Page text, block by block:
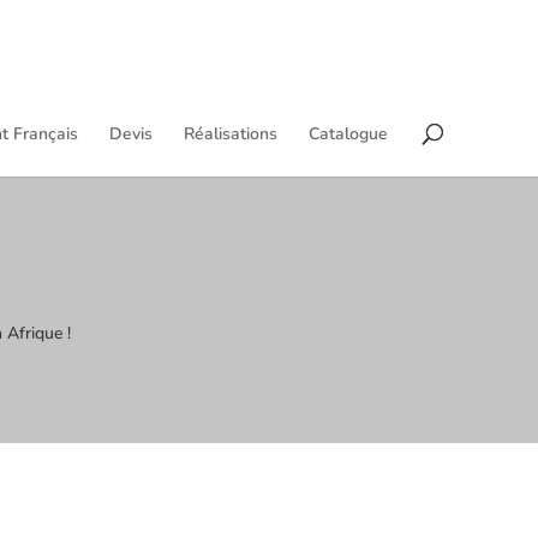
Français Devis Réalisations Catalogue
Afrique !